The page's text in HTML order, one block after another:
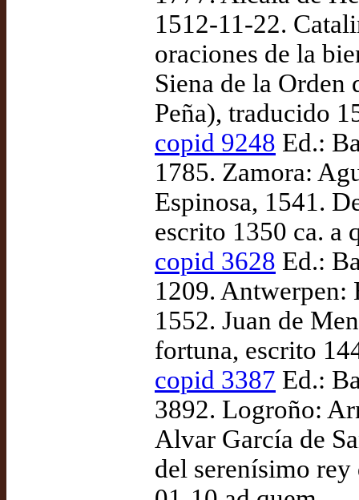
1512-11-22.
oraciones de la
Siena de la Orden
Peña), traducido
copid 9248 Ed.:
1785. Zamora:
Espinosa, 1541.
escrito 1350 ca. a
copid 3628 Ed.:
1209. Antwerpen:
1552. Juan de
fortuna, escrito
copid 3387 Ed.:
3892. Logroño:
Alvar García de
del serenísimo